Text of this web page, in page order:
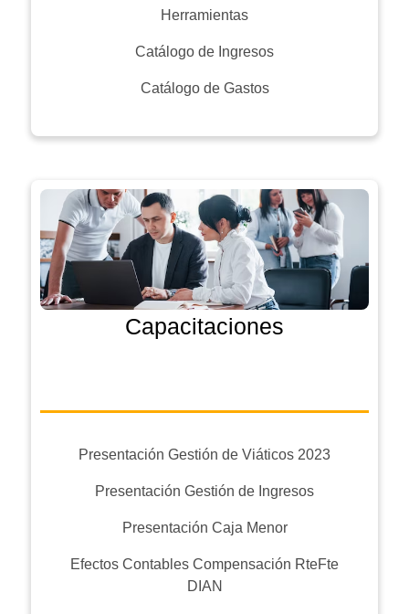
Herramientas
Catálogo de Ingresos
Catálogo de Gastos
Capacitaciones
Presentación Gestión de Viáticos 2023
Presentación Gestión de Ingresos
Presentación Caja Menor
Efectos Contables Compensación RteFte
DIAN